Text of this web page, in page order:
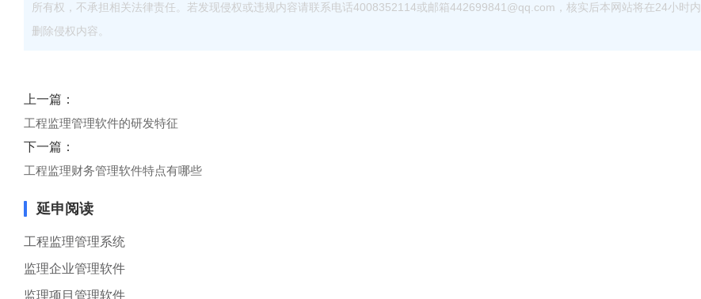
所有权，不承担相关法律责任。若发现侵权或违规内容请联系电话4008352114或邮箱442699841@qq.com，核实后本网站将在24小时内
删除侵权内容。
上一篇：
工程监理管理软件的研发特征
下一篇：
工程监理财务管理软件特点有哪些
延申阅读
工程监理管理系统
监理企业管理软件
监理项目管理软件